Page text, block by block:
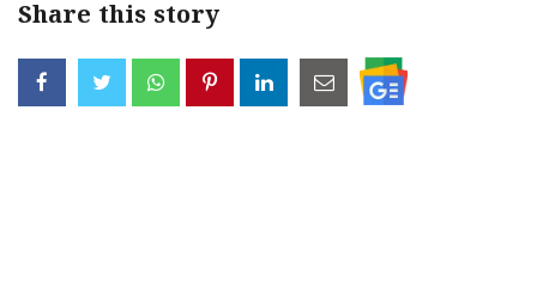
Share this story